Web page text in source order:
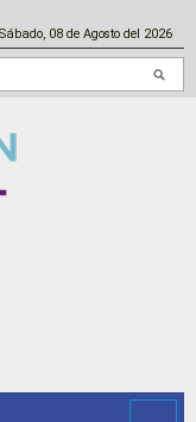
Sábado, 08 de Agosto del 2026